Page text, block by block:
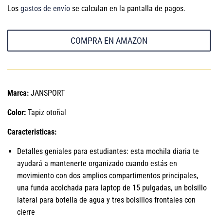
1,140.89
Los gastos de envío se calculan en la pantalla de pagos.
COMPRA EN AMAZON
Marca: JANSPORT
Color: Tapiz otoñal
Caracteristicas:
Detalles geniales para estudiantes: esta mochila diaria te
ayudará a mantenerte organizado cuando estás en
movimiento con dos amplios compartimentos principales,
una funda acolchada para laptop de 15 pulgadas, un bolsillo
lateral para botella de agua y tres bolsillos frontales con
cierre